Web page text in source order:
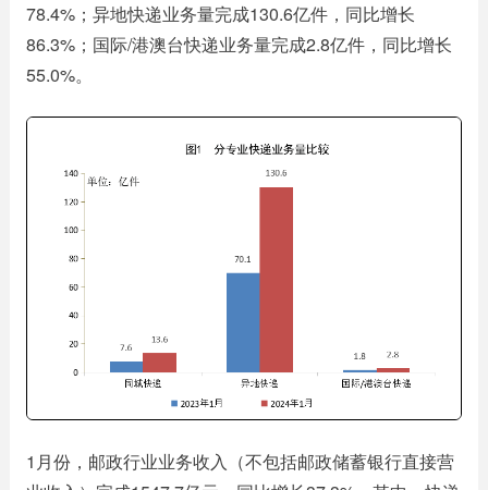
78.4%；异地快递业务量完成130.6亿件，同比增长
86.3%；国际/港澳台快递业务量完成2.8亿件，同比增长
55.0%。
1月份，邮政行业业务收入（不包括邮政储蓄银行直接营